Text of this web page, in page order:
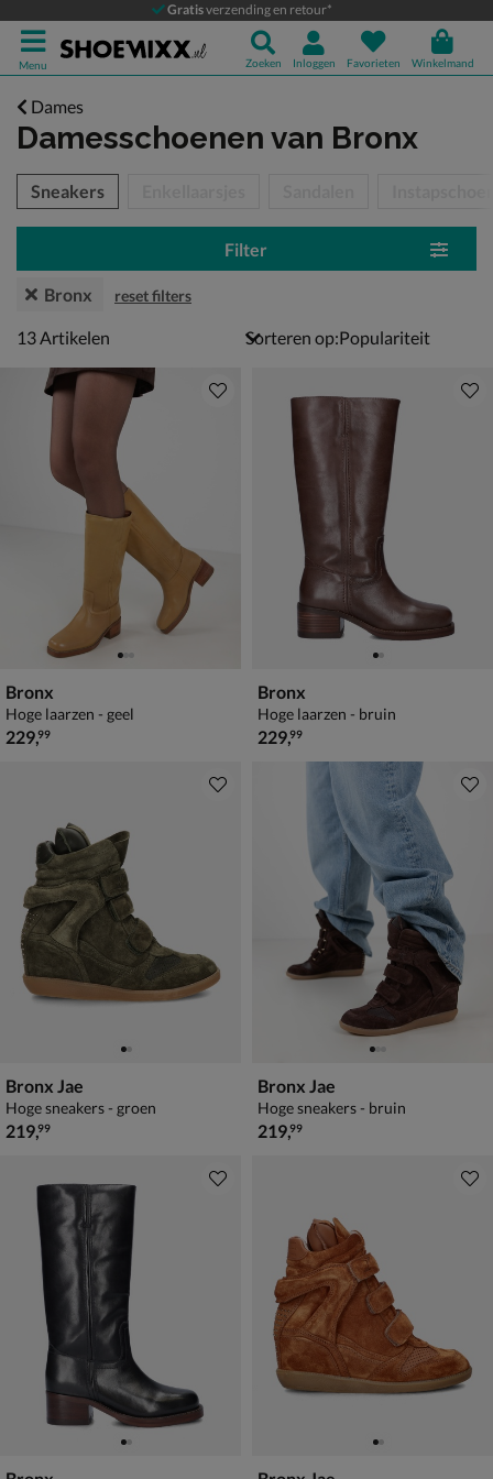
Gratisverzending en retour*
Menu Zoeken Inloggen Favorieten Winkelmand
Dames
Damesschoenen van Bronx
over
Sneakers
Filter
Bronx reset filters
13 artikelen
13Artikelen Sorteren op:
Bronx
Hoge laarzen - geel
€ 229,99
229,99
Bronx
Hoge laarzen - bruin
€ 229,99
229,99
Bronx Jae
Hoge sneakers - groen
€ 219,99
219,99
Bronx Jae
Hoge sneakers - bruin
€ 219,99
219,99